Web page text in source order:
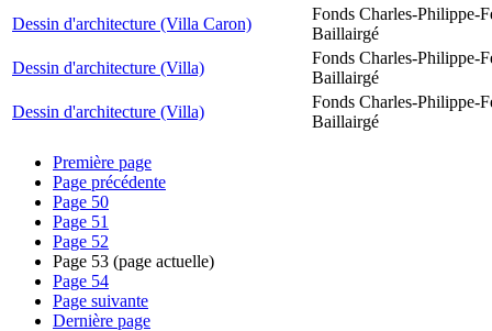
Dessin d'architecture (Villa Caron)
Fonds Charles-Philippe-
Baillairgé
Dessin d'architecture (Villa)
Fonds Charles-Philippe-
Baillairgé
Dessin d'architecture (Villa)
Fonds Charles-Philippe-
Baillairgé
Première page
Page précédente
Page 50
Page 51
Page 52
Page 53 (page actuelle)
Page 54
Page suivante
Dernière page